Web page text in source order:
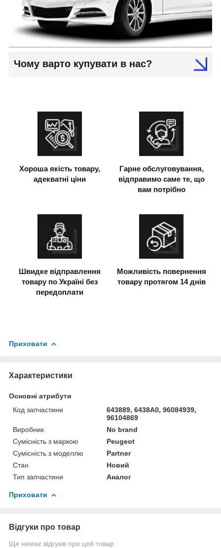
Чому варто купувати в нас?
Хороша якість товару,
адекватні ціни
Гарне обслуговування,
відправимо саме те, що
вам потрібно
Швидке відправлення
товару по Україні без
передоплати
Можливість повернення
товару протягом 14 днів
Приховати
Характеристики
Основні атрибути
Код запчастини
643889, 6438A0, 96084939,
96104869
Виробник
No brand
Сумісність з маркою
Peugeot
Сумісність з моделлю
Partner
Стан
Новий
Тип запчастини
Аналог
Приховати
Відгуки про товар
Ще немає відгуків про цей товар